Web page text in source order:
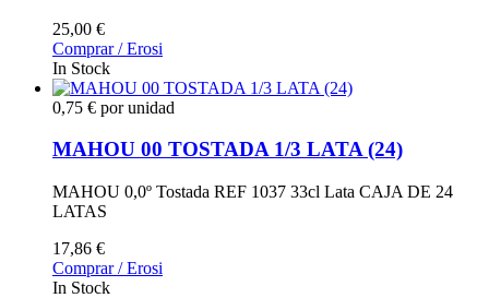
25,00 €
Comprar / Erosi
In Stock
0,75 € por unidad
MAHOU 00 TOSTADA 1/3 LATA (24)
MAHOU 0,0º Tostada REF 1037 33cl Lata CAJA DE 24
LATAS
17,86 €
Comprar / Erosi
In Stock